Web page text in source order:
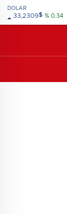
DOLAR
33,2309$ % 0.34